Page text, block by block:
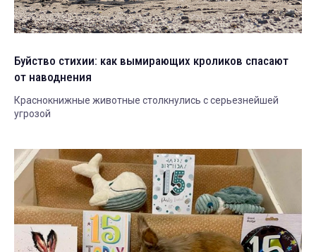
Буйство стихии: как вымирающих кроликов спасают
от наводнения
Краснокнижные животные столкнулись с серьезнейшей
угрозой